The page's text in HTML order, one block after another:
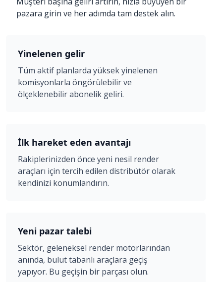
pazara girin ve her adımda tam destek alın.
Yinelenen gelir
Tüm aktif planlarda yüksek yinelenen
komisyonlarla öngörülebilir ve
ölçeklenebilir abonelik geliri.
İlk hareket eden avantajı
Rakiplerinizden önce yeni nesil render
araçları için tercih edilen distribütör olarak
kendinizi konumlandırın.
Yeni pazar talebi
Sektör, geleneksel render motorlarından
anında, bulut tabanlı araçlara geçiş
yapıyor. Bu geçişin bir parçası olun.